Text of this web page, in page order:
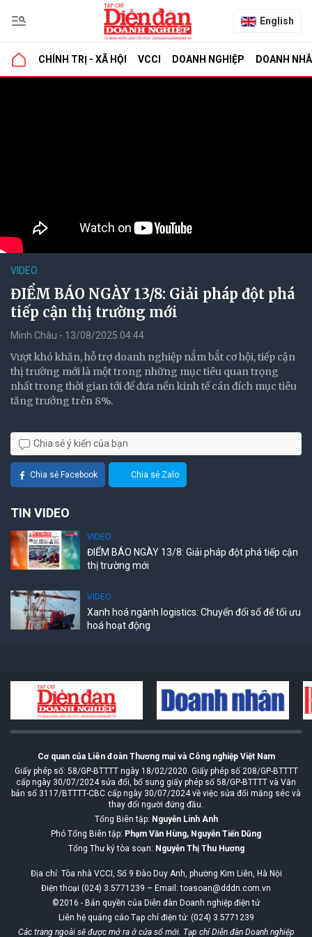
English
CHÍNH TRỊ - XÃ HỘI VCCI DOANH NGHIỆP DOANH
VIDEO
ĐIỂM BÁO NGÀY 13/8: Giải pháp đột phá
tiếp cận thị trường mới
Minh Châu - 13/08/2025 04:44
Vượt khó khăn, hỗ trợ doanh nghiệp nắm bắt cơ hội, tiếp cận
thị trường mới là một trong những mục tiêu quan trọng
nhất trong thời gian tới để đưa nền kinh tế cán đích mục tiêu
tăng trưởng trên 8%.
Chia sẻ ý kiến của bạn
Chia sẻ Facebook Chia sẻ Zalo
TIN VIDEO
VIDEO
ĐIỂM BÁO NGÀY 13/8: Giải pháp đột phá tiếp cận
thị trường mới
VIDEO
Xanh hoá ngành logistics: Chuyển đổi số để tối ưu
hoá hoạt động
Cơ quan của Liên đoàn Thương mại và Công nghiệp Việt Nam
Giấy phép số: 58/GP-BTTTT ngày 18/02/2020. Giấy phép số 208/GP-BTTTT
cấp ngày 30/07/2024 sửa đổi, bổ sung giấy phép số 58/GP-BTTTT và Văn
bản số 3117/BTTTT-CBC cấp ngày 30/07/2024 về việc sửa đổi măng séc và
thay đổi người đứng đầu.
Tổng Biên tập: Nguyễn Linh Anh
Phó Tổng Biên tập: Phạm Văn Hùng, Nguyễn Tiến Dũng
Tổng Thư ký tòa soạn: Nguyễn Thị Thu Hương
Địa chỉ: Tòa nhà VCCI, Số 9 Đào Duy Anh, phường Kim Liên, Hà Nội
Điện thoại (024) 3.5771239 – Email: toasoan@dddn.com.vn
©2016 - Bản quyền của Diễn đàn Doanh nghiệp điện tử
Liên hệ quảng cáo Tạp chí điện tử: (024) 3.5771239
Các trang ngoài sẽ được mở ra ở cửa sổ mới. Tạp chí Diễn đàn Doanh nghiệp